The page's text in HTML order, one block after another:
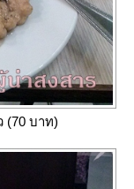
(70 บาท)